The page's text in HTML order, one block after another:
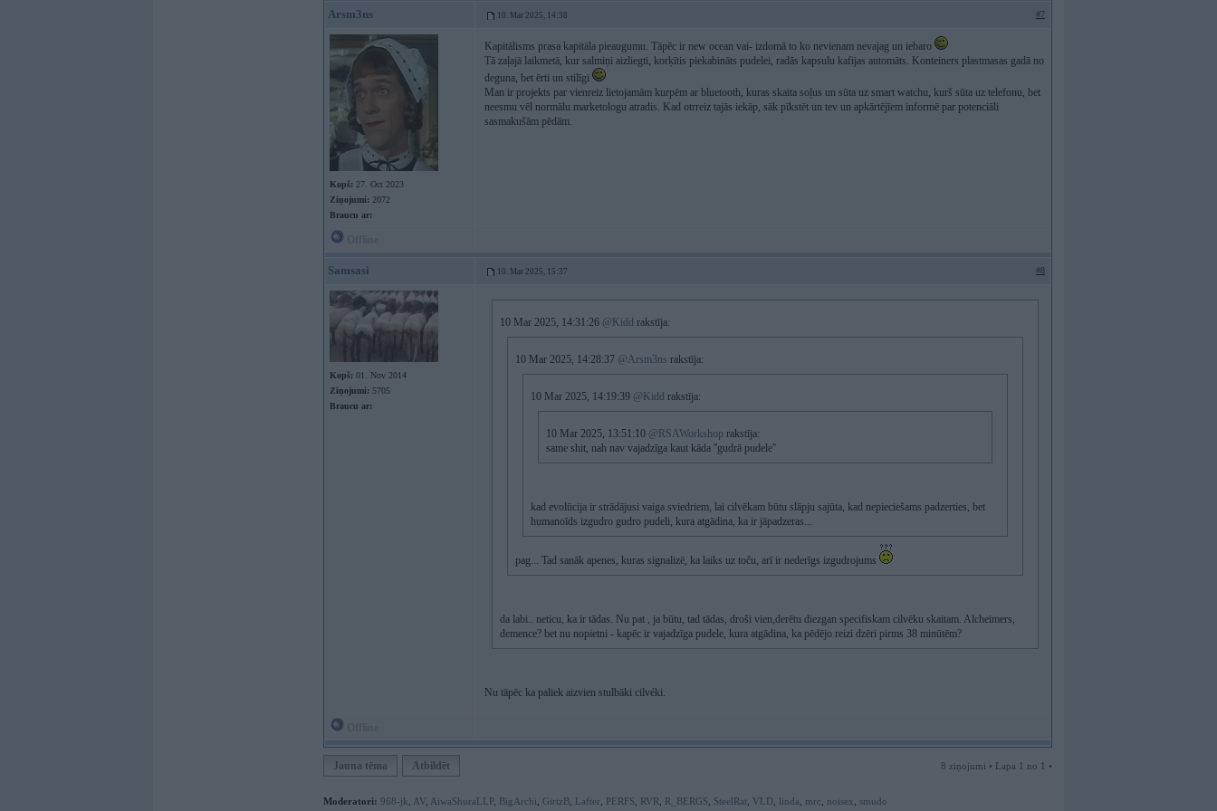
Arsm3ns 10. Mar 2025, 14:38 #7
Kopš: 27. Oct 2023
Ziņojumi: 2072
Braucu ar:
Kapitālisms prasa kapitāla pieaugumu. Tāpēc ir new ocean vai- izdomā to ko nevienam nevajag un iebaro
Tā zaļajā laikmetā, kur salmiņi aizliegti, korķītis piekabināts pudelei, radās kapsulu kafijas automāts. Konteiners plastmasas gadā no
deguna, bet ērti un stilīgi
Man ir projekts par vienreiz lietojamām kurpēm ar bluetooth, kuras skaita soļus un sūta uz smart watchu, kurš sūta uz telefonu, bet
neesmu vēl normālu marketologu atradis. Kad otrreiz tajās iekāp, sāk pīkstēt un tev un apkārtējīem informē par potenciāli
sasmakušām pēdām.
Samsasi 10. Mar 2025, 15:37 #8
Kopš: 01. Nov 2014
Ziņojumi: 5705
Braucu ar:
10 Mar 2025, 14:31:26 @Kidd rakstīja:
10 Mar 2025, 14:28:37 @Arsm3ns rakstīja:
10 Mar 2025, 14:19:39 @Kidd rakstīja:
10 Mar 2025, 13:51:10 @RSAWorkshop rakstīja:
same shit, nah nav vajadzīga kaut kāda ''gudrā pudele''
kad evolūcija ir strādājusi vaiga sviedriem, lai cilvēkam būtu slāpju sajūta, kad nepieciešams padzerties, bet
humanoīds izgudro gudro pudeli, kura atgādina, ka ir jāpadzeras...
pag... Tad sanāk apenes, kuras signalizē, ka laiks uz toču, arī ir nederīgs izgudrojums
da labi.. neticu, ka ir tādas. Nu pat , ja būtu, tad tādas, droši vien,derētu diezgan specifiskam cilvēku skaitam. Alcheimers,
demence? bet nu nopietni - kapēc ir vajadzīga pudele, kura atgādina, ka pēdējo reizi dzēri pirms 38 minūtēm?
Nu tāpēc ka paliek aizvien stulbāki cilvéki.
Jauna tēma Atbildēt 8 ziņojumi • Lapa 1 no 1 •
Moderatori: 968-jk AV AiwaShuraLLP, BigArchi GirtzB Lafter PERFS RVR R_BERGS SteelRat VLD linda mrc noisex smudo